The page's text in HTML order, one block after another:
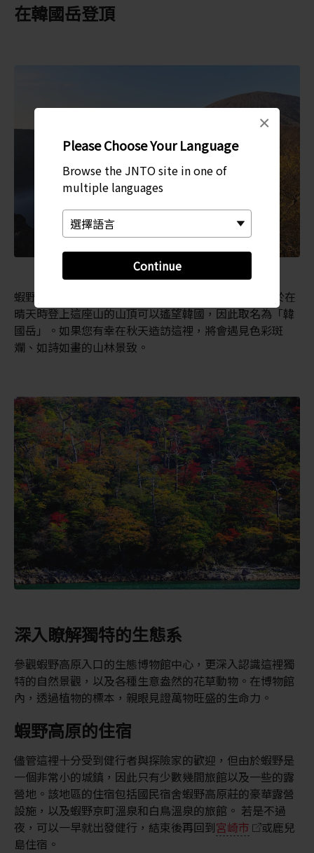
Please Choose Your Language
Browse the JNTO site in one of
multiple languages
Continue
×
在韓國岳登頂
蝦野高原的最高峰是
，海拔 1,700 公尺。由於在
晴天時登上這座山的山頂可以遙望韓國，因此取名為「韓
國岳」。如果您有幸在秋天造訪這裡，將會遇見色彩斑
斕、如詩如畫的山林景致。
深入瞭解獨特的生態系
參觀蝦野高原入口的生態博物館中心，更深入認識這裡獨
特的自然景觀，以及各種生意盎然的花草動物。在博物館
內，透過植物的標本，親眼見證萬物旺盛的生命力。
蝦野高原的住宿
儘管這裡十分受到健行者與探險家的歡迎，但由於蝦野是
一個非常小的城鎮，因此只有少數幾間旅館以及一些的露
營地。該地區的住宿包括國民宿舍蝦野高原莊的豪華露營
設施，以及蝦野京町溫泉和白鳥溫泉的旅館。 若是不過
夜，可以一早就出發健行，結束後再回到宮崎市
或鹿兒
島住宿。